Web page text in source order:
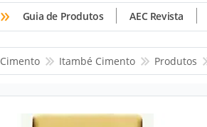
tinta,
etc
» Guia de Produtos AEC Revista
Cimento Itambé Cimento Produtos